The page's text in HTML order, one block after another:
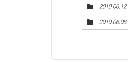
2010.06.12
2010.06.08